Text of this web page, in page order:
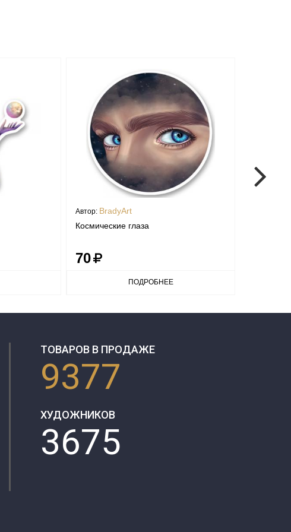
Автор: BradyArt
Космические глаза
70
ПОДРОБНЕЕ
ТОВАРОВ В ПРОДАЖЕ
9377
ХУДОЖНИКОВ
3675